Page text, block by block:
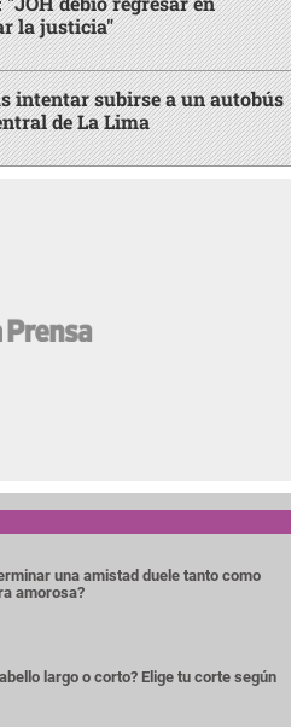
la justicia"
intentar subirse a un autobús
de La Lima
una amistad duele tanto como
amorosa?
largo o corto? Elige tu corte según